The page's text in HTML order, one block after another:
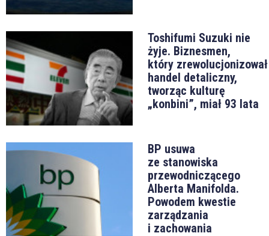
Toshifumi Suzuki nie
żyje. Biznesmen,
który zrewolucjonizował
handel detaliczny,
tworząc kulturę
„konbini”, miał 93 lata
BP usuwa
ze stanowiska
przewodniczącego
Alberta Manifolda.
Powodem kwestie
zarządzania
i zachowania